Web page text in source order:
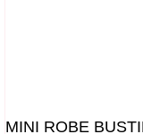
MINI ROBE